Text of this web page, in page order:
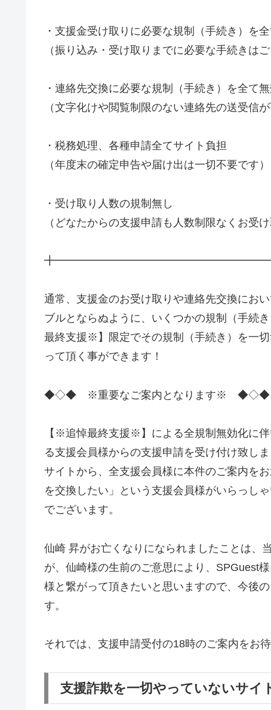
・支援金受け取りに必要な規制（手続き）を
（振り込み・受け取りまでに必要な手続きはご
・連絡先交換に必要な規制（手続き）を全て
（文字化けや閲覧制限のない連絡先の送受信が
・税務処理、各種申請全てサイト負担
（年度末の確定申告や届け出は一切不要です）
・受け取り人数の規制無し
（どなたからの支援申請も人数制限なくお受け
通常、支援金のお受け取りや連絡先交換にお
ブルとならぬように、いくつかの規制（手続
最終支援※】限定でその規制（手続き）を一
って頂く事ができます！
◆◇◆ ※重要なご案内となります※ ◆◇◆
【※追悼最終支援※】による全規制無効化に
る支援会員様からの支援申請を受け付け致し
サイトから、全支援会員様に本件のご案内を
を交換したい」という支援会員様がいらっし
でございます。
仙崎 昇がお亡くなりになられましたことは、
が、仙崎様の生前のご意思により、SPGuest
様と繋がって頂きたいと思いますので、今後
す。
それでは、支援申請受付の18時のご案内をお
支援詐欺を一切やっていないサイ